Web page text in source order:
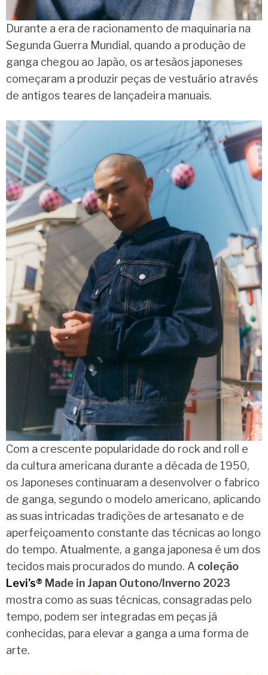
Durante a era de racionamento de maquinaria na
Segunda Guerra Mundial, quando a produção de
ganga chegou ao Japão, os artesãos japoneses
começaram a produzir peças de vestuário através
de antigos teares de lançadeira manuais.
Com a crescente popularidade do rock and roll e
da cultura americana durante a década de 1950,
os Japoneses continuaram a desenvolver o fabrico
de ganga, segundo o modelo americano, aplicando
as suas intricadas tradições de artesanato e de
aperfeiçoamento constante das técnicas ao longo
do tempo. Atualmente, a ganga japonesa é um dos
tecidos mais procurados do mundo. A coleção
Levi’s® Made in Japan Outono/Inverno 2023
mostra como as suas técnicas, consagradas pelo
tempo, podem ser integradas em peças já
conhecidas, para elevar a ganga a uma forma de
arte.